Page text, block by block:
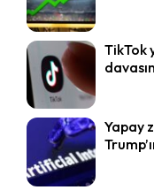
TikTok
Yapay